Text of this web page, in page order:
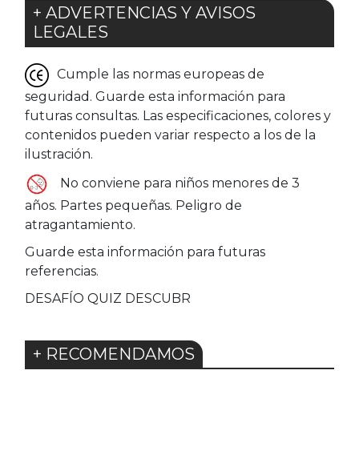
+ ADVERTENCIAS Y AVISOS
LEGALES
Cumple las normas europeas de
seguridad. Guarde esta información para
futuras consultas. Las especificaciones, colores y
contenidos pueden variar respecto a los de la
ilustración.
No conviene para niños menores de 3
años. Partes pequeñas. Peligro de
atragantamiento.
Guarde esta información para futuras
referencias.
DESAFÍO QUIZ DESCUBR
+ RECOMENDAMOS